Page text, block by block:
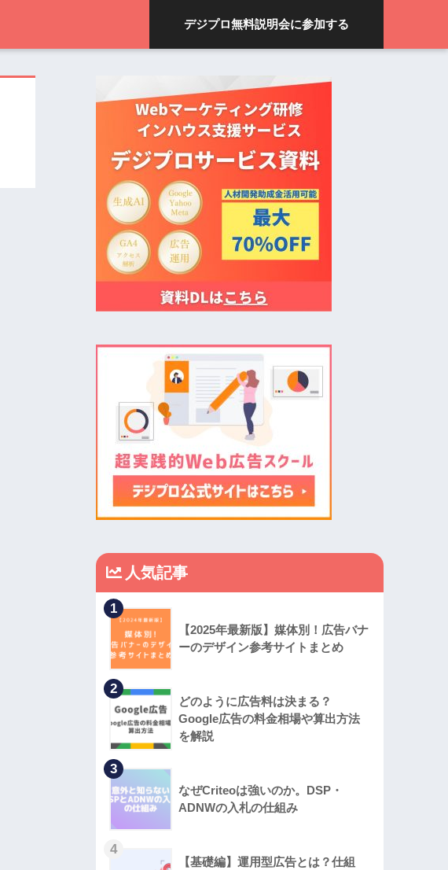
デジプロ無料説明会に参加する
人気記事
1
【2025年最新版】媒体別！広告バナ
ーのデザイン参考サイトまとめ
2
どのように広告料は決まる？
Google広告の料金相場や算出方法
を解説
3
なぜCriteoは強いのか。DSP・
ADNWの入札の仕組み
4
【基礎編】運用型広告とは？仕組